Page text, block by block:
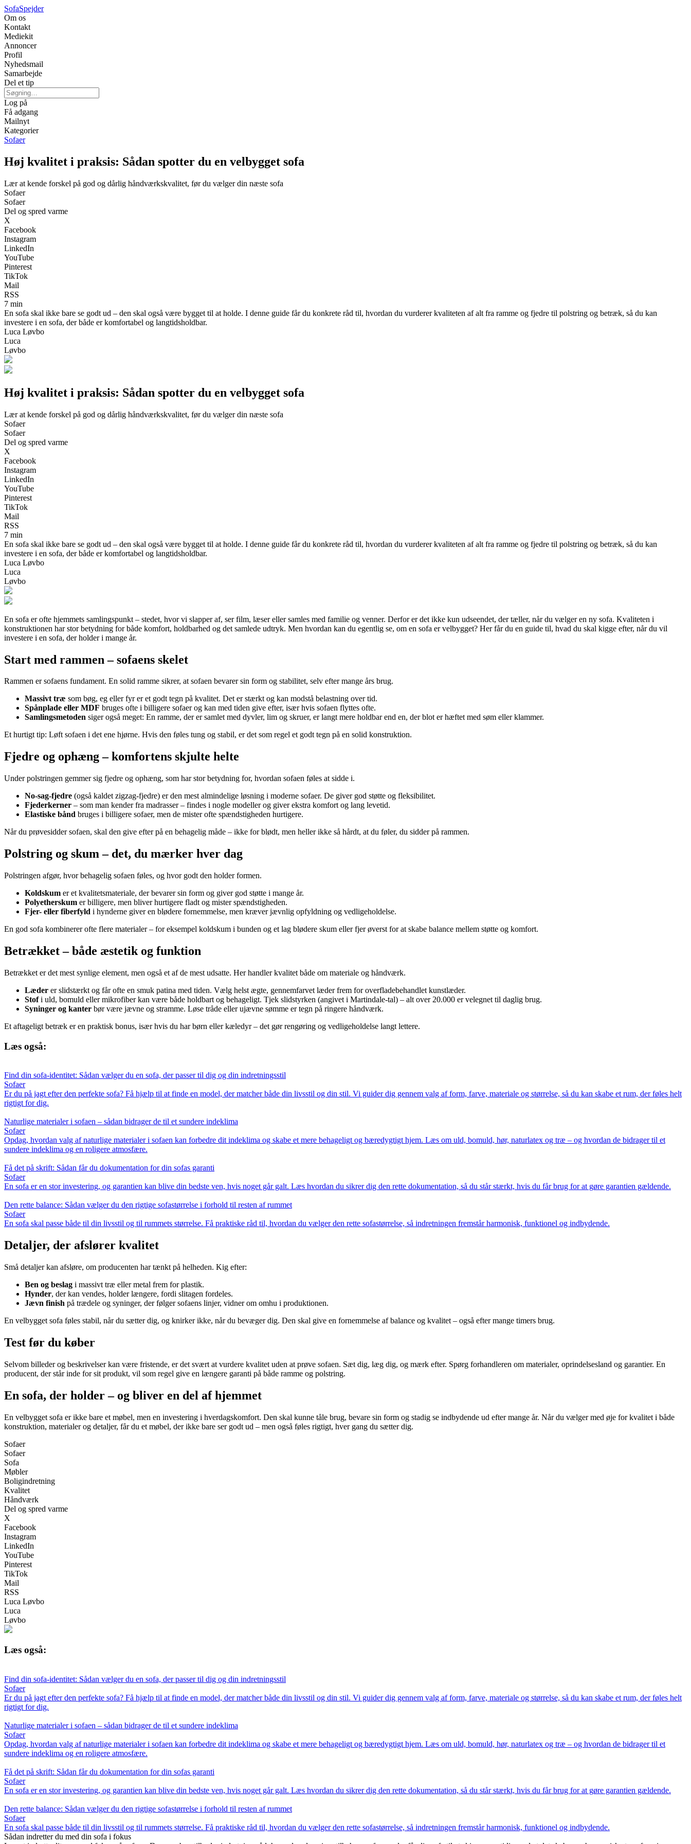
SofaSpejder
Om os
Kontakt
Mediekit
Annoncer
Profil
Nyhedsmail
Samarbejde
Del et tip
Log på
Få adgang
Mailnyt
Kategorier
Sofaer
Høj kvalitet i praksis: Sådan spotter du en velbygget sofa
Lær at kende forskel på god og dårlig håndværkskvalitet, før du vælger din næste sofa
Sofaer
Sofaer
Del og spred varme
X
Facebook
Instagram
LinkedIn
YouTube
Pinterest
TikTok
Mail
RSS
7 min
En sofa skal ikke bare se godt ud – den skal også være bygget til at holde. I denne guide får du konkrete råd til, hvordan du vurderer kvaliteten af alt fra ramme og fjedre til polstring og betræk, så du kan
investere i en sofa, der både er komfortabel og langtidsholdbar.
Luca Løvbo
Luca
Løvbo
Høj kvalitet i praksis: Sådan spotter du en velbygget sofa
Lær at kende forskel på god og dårlig håndværkskvalitet, før du vælger din næste sofa
Sofaer
Sofaer
Del og spred varme
X
Facebook
Instagram
LinkedIn
YouTube
Pinterest
TikTok
Mail
RSS
7 min
En sofa skal ikke bare se godt ud – den skal også være bygget til at holde. I denne guide får du konkrete råd til, hvordan du vurderer kvaliteten af alt fra ramme og fjedre til polstring og betræk, så du kan
investere i en sofa, der både er komfortabel og langtidsholdbar.
Luca Løvbo
Luca
Løvbo
En sofa er ofte hjemmets samlingspunkt – stedet, hvor vi slapper af, ser film, læser eller samles med familie og venner. Derfor er det ikke kun udseendet, der tæller, når du vælger en ny sofa. Kvaliteten i
konstruktionen har stor betydning for både komfort, holdbarhed og det samlede udtryk. Men hvordan kan du egentlig se, om en sofa er velbygget? Her får du en guide til, hvad du skal kigge efter, når du vil
investere i en sofa, der holder i mange år.
Start med rammen – sofaens skelet
Rammen er sofaens fundament. En solid ramme sikrer, at sofaen bevarer sin form og stabilitet, selv efter mange års brug.
Massivt træ som bøg, eg eller fyr er et godt tegn på kvalitet. Det er stærkt og kan modstå belastning over tid.
Spånplade eller MDF bruges ofte i billigere sofaer og kan med tiden give efter, især hvis sofaen flyttes ofte.
Samlingsmetoden siger også meget: En ramme, der er samlet med dyvler, lim og skruer, er langt mere holdbar end en, der blot er hæftet med søm eller klammer.
Et hurtigt tip: Løft sofaen i det ene hjørne. Hvis den føles tung og stabil, er det som regel et godt tegn på en solid konstruktion.
Fjedre og ophæng – komfortens skjulte helte
Under polstringen gemmer sig fjedre og ophæng, som har stor betydning for, hvordan sofaen føles at sidde i.
No-sag-fjedre (også kaldet zigzag-fjedre) er den mest almindelige løsning i moderne sofaer. De giver god støtte og fleksibilitet.
Fjederkerner – som man kender fra madrasser – findes i nogle modeller og giver ekstra komfort og lang levetid.
Elastiske bånd bruges i billigere sofaer, men de mister ofte spændstigheden hurtigere.
Når du prøvesidder sofaen, skal den give efter på en behagelig måde – ikke for blødt, men heller ikke så hårdt, at du føler, du sidder på rammen.
Polstring og skum – det, du mærker hver dag
Polstringen afgør, hvor behagelig sofaen føles, og hvor godt den holder formen.
Koldskum er et kvalitetsmateriale, der bevarer sin form og giver god støtte i mange år.
Polyetherskum er billigere, men bliver hurtigere fladt og mister spændstigheden.
Fjer- eller fiberfyld i hynderne giver en blødere fornemmelse, men kræver jævnlig opfyldning og vedligeholdelse.
En god sofa kombinerer ofte flere materialer – for eksempel koldskum i bunden og et lag blødere skum eller fjer øverst for at skabe balance mellem støtte og komfort.
Betrækket – både æstetik og funktion
Betrækket er det mest synlige element, men også et af de mest udsatte. Her handler kvalitet både om materiale og håndværk.
Læder er slidstærkt og får ofte en smuk patina med tiden. Vælg helst ægte, gennemfarvet læder frem for overfladebehandlet kunstlæder.
Stofi uld, bomuld eller mikrofiber kan være både holdbart og behageligt. Tjek slidstyrken (angivet i Martindale-tal) – alt over 20.000 er velegnet til daglig brug.
Syninger og kanter bør være jævne og stramme. Løse tråde eller ujævne sømme er tegn på ringere håndværk.
Et aftageligt betræk er en praktisk bonus, især hvis du har børn eller kæledyr – det gør rengøring og vedligeholdelse langt lettere.
Læs også:
Find din sofa-identitet: Sådan vælger du en sofa, der passer til dig og din indretningsstil
Sofaer
Er du på jagt efter den perfekte sofa? Få hjælp til at finde en model, der matcher både din livsstil og din stil. Vi guider dig gennem valg af form, farve, materiale og størrelse, så du kan skabe et rum, der føles helt
rigtigt for dig.
Naturlige materialer i sofaen – sådan bidrager de til et sundere indeklima
Sofaer
Opdag, hvordan valg af naturlige materialer i sofaen kan forbedre dit indeklima og skabe et mere behageligt og bæredygtigt hjem. Læs om uld, bomuld, hør, naturlatex og træ – og hvordan de bidrager til et
sundere indeklima og en roligere atmosfære.
Få det på skrift: Sådan får du dokumentation for din sofas garanti
Sofaer
En sofa er en stor investering, og garantien kan blive din bedste ven, hvis noget går galt. Læs hvordan du sikrer dig den rette dokumentation, så du står stærkt, hvis du får brug for at gøre garantien gældende.
Den rette balance: Sådan vælger du den rigtige sofastørrelse i forhold til resten af rummet
Sofaer
En sofa skal passe både til din livsstil og til rummets størrelse. Få praktiske råd til, hvordan du vælger den rette sofastørrelse, så indretningen fremstår harmonisk, funktionel og indbydende.
Detaljer, der afslører kvalitet
Små detaljer kan afsløre, om producenten har tænkt på helheden. Kig efter:
Ben og beslag i massivt træ eller metal frem for plastik.
Hynder, der kan vendes, holder længere, fordi slitagen fordeles.
Jævn finish på trædele og syninger, der følger sofaens linjer, vidner om omhu i produktionen.
En velbygget sofa føles stabil, når du sætter dig, og knirker ikke, når du bevæger dig. Den skal give en fornemmelse af balance og kvalitet – også efter mange timers brug.
Test før du køber
Selvom billeder og beskrivelser kan være fristende, er det svært at vurdere kvalitet uden at prøve sofaen. Sæt dig, læg dig, og mærk efter. Spørg forhandleren om materialer, oprindelsesland og garantier. En
producent, der står inde for sit produkt, vil som regel give en længere garanti på både ramme og polstring.
En sofa, der holder – og bliver en del af hjemmet
En velbygget sofa er ikke bare et møbel, men en investering i hverdagskomfort. Den skal kunne tåle brug, bevare sin form og stadig se indbydende ud efter mange år. Når du vælger med øje for kvalitet i både
konstruktion, materialer og detaljer, får du et møbel, der ikke bare ser godt ud – men også føles rigtigt, hver gang du sætter dig.
Sofaer
Sofaer
Sofa
Møbler
Boligindretning
Kvalitet
Håndværk
Del og spred varme
X
Facebook
Instagram
LinkedIn
YouTube
Pinterest
TikTok
Mail
RSS
Luca Løvbo
Luca
Løvbo
Læs også:
Find din sofa-identitet: Sådan vælger du en sofa, der passer til dig og din indretningsstil
Sofaer
Er du på jagt efter den perfekte sofa? Få hjælp til at finde en model, der matcher både din livsstil og din stil. Vi guider dig gennem valg af form, farve, materiale og størrelse, så du kan skabe et rum, der føles helt
rigtigt for dig.
Naturlige materialer i sofaen – sådan bidrager de til et sundere indeklima
Sofaer
Opdag, hvordan valg af naturlige materialer i sofaen kan forbedre dit indeklima og skabe et mere behageligt og bæredygtigt hjem. Læs om uld, bomuld, hør, naturlatex og træ – og hvordan de bidrager til et
sundere indeklima og en roligere atmosfære.
Få det på skrift: Sådan får du dokumentation for din sofas garanti
Sofaer
En sofa er en stor investering, og garantien kan blive din bedste ven, hvis noget går galt. Læs hvordan du sikrer dig den rette dokumentation, så du står stærkt, hvis du får brug for at gøre garantien gældende.
Den rette balance: Sådan vælger du den rigtige sofastørrelse i forhold til resten af rummet
Sofaer
En sofa skal passe både til din livsstil og til rummets størrelse. Få praktiske råd til, hvordan du vælger den rette sofastørrelse, så indretningen fremstår harmonisk, funktionel og indbydende.
Sådan indretter du med din sofa i fokus